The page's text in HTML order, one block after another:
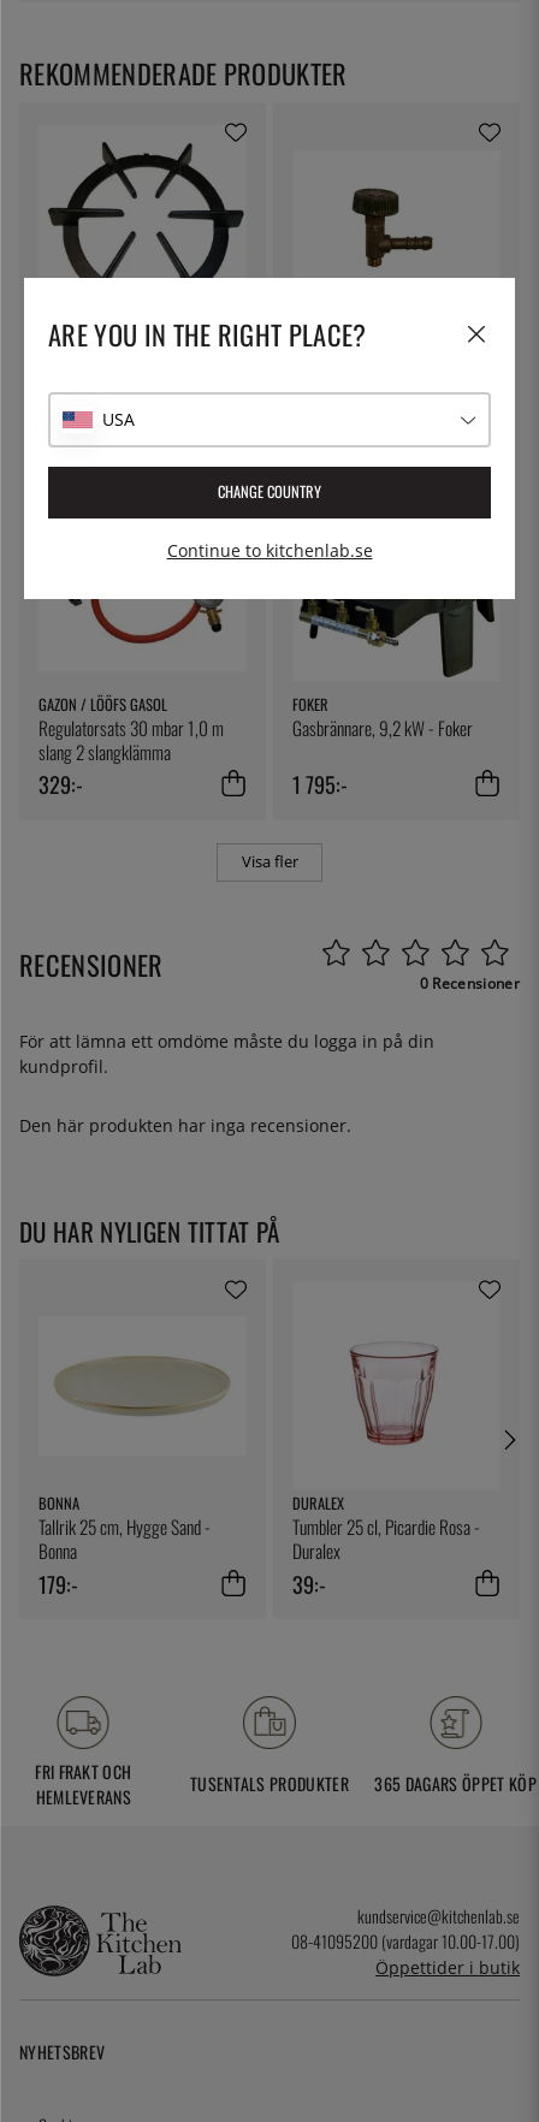
FOKER
399:-
GAZON / LÖÖFS GASOL
GAZON / LÖÖFS GASOL
Regulatorsats 30 mbar 1,0 m
slang 2 slangklämma
329:-
FOKER
Gasbrännare, 9,2 kW - Foker
1 795:-
Visa fler
REKOMMENDERADE PRODUKTER
RECENSIONER 0 Recensioner
För att lämna ett omdöme måste du logga in på din
kundprofil.
Den här produkten har inga recensioner.
DU HAR NYLIGEN TITTAT PÅ
BONNA
Tallrik 25 cm, Hygge Sand -
Bonna
179:-
DURALEX
Tumbler 25 cl, Picardie Rosa -
Duralex
39:-
FRI FRAKT OCH
HEMLEVERANS
TUSENTALS PRODUKTER 365 DAGARS ÖPPET KÖP
kundservice@kitchenlab.se
08-41095200 (vardagar 10.00-17.00)
Öppettider i butik
NYHETSBREV
ARE YOU IN THE RIGHT PLACE?
USA
CHANGE COUNTRY
Continue to kitchenlab.se